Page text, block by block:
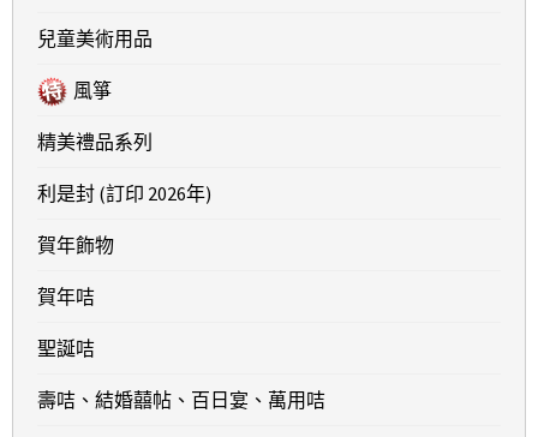
兒童美術用品
風箏
精美禮品系列
利是封 (訂印 2026年)
賀年飾物
賀年咭
聖誕咭
壽咭、結婚囍帖、百日宴、萬用咭